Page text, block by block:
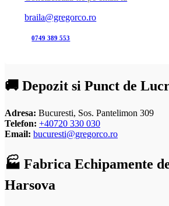
braila@gregorco.ro
0749 389 553
🚚 Depozit si Punct de
Adresa: Bucuresti, Sos. Pantelimon 309
Telefon: +40720 330 030
Email: bucuresti@gregorco.ro
🏭 Fabrica Echipamente
Harsova